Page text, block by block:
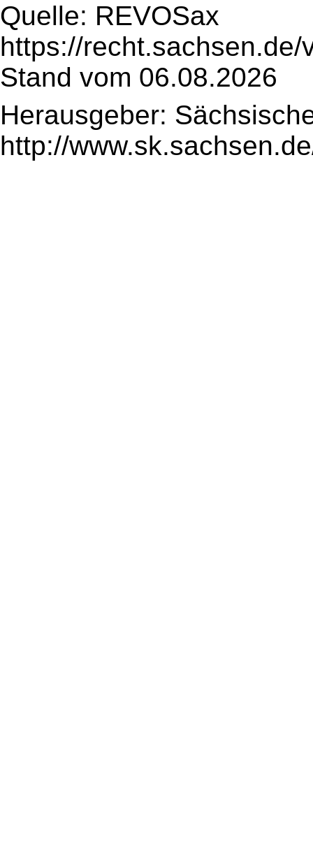
Quelle: REVOSax
https://
Stand vom 06.08.2026
Herausgeber:
http://